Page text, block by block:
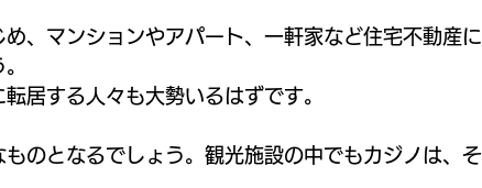
、マンションやアパート、一軒家など住宅不動産に
居する人々も大勢いるはずです。
のとなるでしょう。観光施設の中でもカジノは、そ